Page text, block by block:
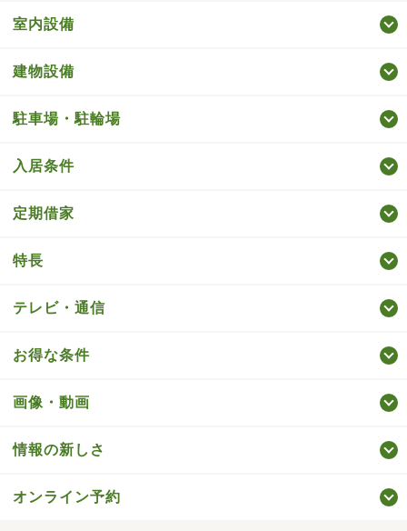
室内設備
建物設備
駐車場・駐輪場
入居条件
定期借家
特長
テレビ・通信
お得な条件
画像・動画
情報の新しさ
オンライン予約